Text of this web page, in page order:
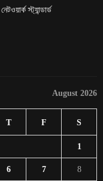
স্ট্যান্ডার্ড
August 2026
T F S
1
6 7 8